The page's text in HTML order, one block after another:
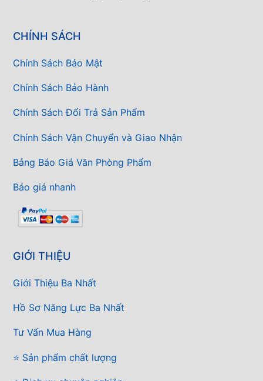
CHÍNH SÁCH
Chính Sách Bảo Mật
Chính Sách Bảo Hành
Chính Sách Đổi Trả Sản Phẩm
Chính Sách Vận Chuyển và Giao Nhận
Bảng Báo Giá Văn Phòng Phẩm
Báo giá nhanh
GIỚI THIỆU
Giới Thiệu Ba Nhất
Hồ Sơ Năng Lực Ba Nhất
Tư Vấn Mua Hàng
⭐ Sản phẩm chất lượng